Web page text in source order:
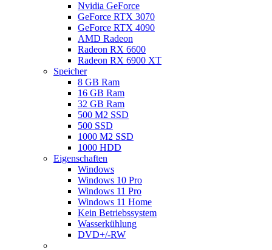
Nvidia GeForce
GeForce RTX 3070
GeForce RTX 4090
AMD Radeon
Radeon RX 6600
Radeon RX 6900 XT
Speicher
8 GB Ram
16 GB Ram
32 GB Ram
500 M2 SSD
500 SSD
1000 M2 SSD
1000 HDD
Eigenschaften
Windows
Windows 10 Pro
Windows 11 Pro
Windows 11 Home
Kein Betriebssystem
Wasserkühlung
DVD+/-RW